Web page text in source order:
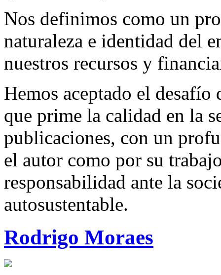
Nos definimos como un
naturaleza e identidad del
nuestros recursos y
Hemos aceptado el
que prime la calidad en la
publicaciones, con un
el autor como por su
responsabilidad ante la
autosustentable.
Rodrigo Moraes